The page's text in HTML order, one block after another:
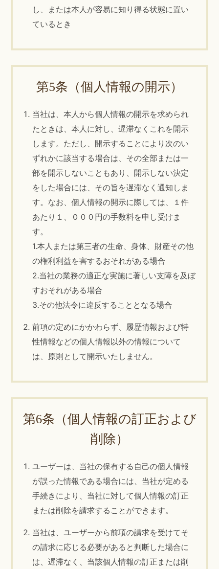
し、または本人が容易に知り得る状態に置い
ているとき
第5条（個人情報の開示）
当社は、本人から個人情報の開示を求められ
たときは、本人に対し、遅滞なくこれを開示
します。ただし、開示することにより次のい
ずれかに該当する場合は、その全部または一
部を開示しないこともあり、開示しない決定
をした場合には、その旨を遅滞なく通知しま
す。なお、個人情報の開示に際しては、１件
あたり１、０００円の手数料を申し受けま
す。
1.本人または第三者の生命、身体、財産その他
の権利利益を害するおそれがある場合
2.当社の業務の適正な実施に著しい支障を及ぼ
すおそれがある場合
3.その他法令に違反することとなる場合
前項の定めにかかわらず、履歴情報および特
性情報などの個人情報以外の情報について
は、原則として開示いたしません。
第6条（個人情報の訂正および
削除）
ユーザーは、当社の保有する自己の個人情報
が誤った情報である場合には、当社が定める
手続きにより、当社に対して個人情報の訂正
または削除を請求することができます。
当社は、ユーザーから前項の請求を受けてそ
の請求に応じる必要があると判断した場合に
は、遅滞なく、当該個人情報の訂正または削